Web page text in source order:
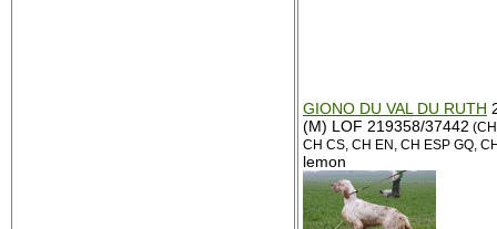
GIONO DU VAL DU RUTH
(M) LOF 219358/37442
CH CS, CH EN, CH ESP GQ,
lemon